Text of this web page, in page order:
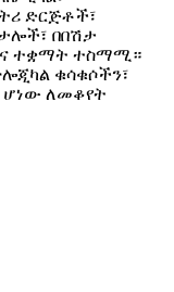
ድርጅቶች፣
በበሽታ
ተቋማት ተስማሚ።
ቁሳቁሶችን፣
ሆነው ለመቆየት